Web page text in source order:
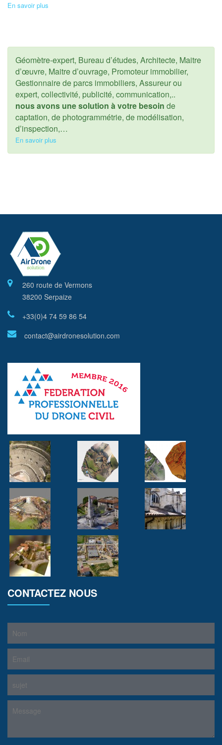
En savoir plus
Géomètre-expert, Bureau d’études, Architecte, Maitre
d’œuvre, Maitre d’ouvrage, Promoteur immobilier,
Gestionnaire de parcs immobiliers, Assureur ou
expert, collectivité, publicité, communication,..
nous avons une solution à votre besoin de
captation, de photogrammétrie, de modélisation,
d’inspection,…
En savoir plus
260 route de Vermons
38200 Serpaize
+33(0)4 74 59 86 54
contact@airdronesolution.com
CONTACTEZ NOUS